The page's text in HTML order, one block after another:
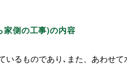
側の工事)の内容
るものであり､また、あわせ